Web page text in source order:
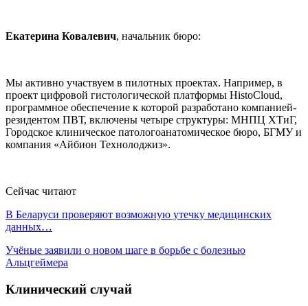
Екатерина Ковалевич, начальник бюро:
Мы активно участвуем в пилотных проектах. Например, в
проект цифровой гистологической платформы HistoCloud,
программное обеспечение к которой разработано компанией-
резидентом ПВТ, включены четыре структуры: МНПЦ ХТиГ,
Городское клиническое патологоанатомическое бюро, БГМУ и
компания «Айбион Технолоджиз».
Сейчас читают
В Беларуси проверяют возможную утечку медицинских
данных…
Учёные заявили о новом шаге в борьбе с болезнью
Альцгеймера
Клинический случай